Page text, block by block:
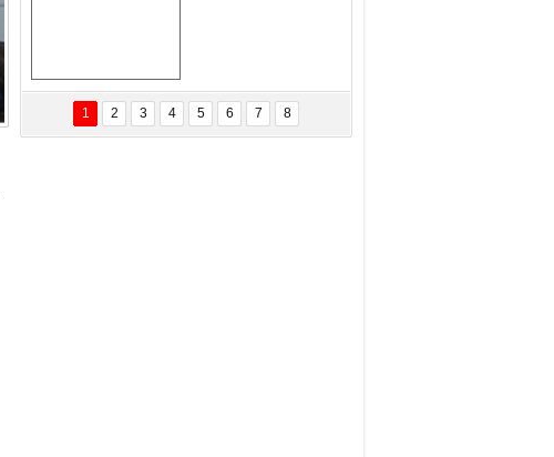
Abbas Levent Ertekin
Sanal Medyanın Dijital Savaş Alanı
Pendik Tanıtım
Filmi
1 2 3 4 5 6 7 8